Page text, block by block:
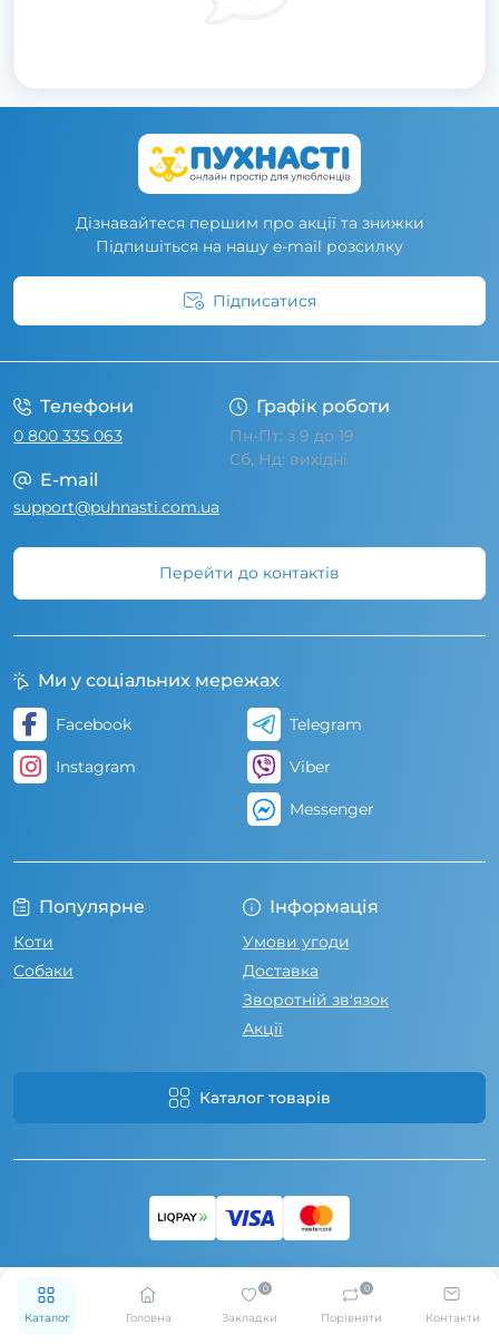
Каталог Головна Закладки
0
Порівняти
0
Контакти
Дізнавайтеся першим про акції та знижки
Підпишіться на нашу e-mail розсилку
Підписатися
Телефони
0 800 335 063
Графік роботи
Пн-Пт: з 9 до 19
Сб, Нд: вихідні
E-mail
support@puhnasti.com.ua
Перейти до контактів
Популярне
Коти
Собаки
Інформація
Умови угоди
Доставка
Зворотній зв'язок
Акції
Каталог товарів
Ми у соціальних мережах
Facebook
Instagram
Telegram
Viber
Messenger